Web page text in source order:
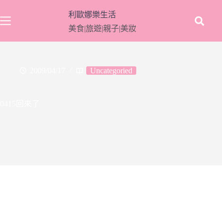
至
要
利歐娜樂生活
美食|旅遊|親子|美妝
Uncategoried